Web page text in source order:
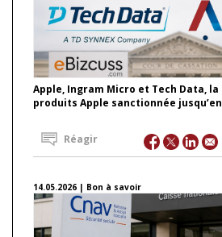
Apple, Ingram Micro et Tech Data,
produits Apple sanctionnée
Réagir
14.05.2026 | Bon à savoir